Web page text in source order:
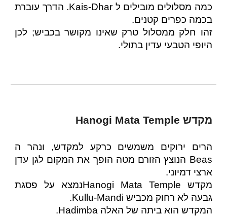
כמה מסלולים מובילים ל Kais-Dhar. הדרך עוברת
בכמה כפרים קטנים.
זהו חלק ממסלול טרק שאינו מקושר בכביש; לכן
היופי הטבעי עדין בתולי.
מקדש Hanogi Mata Temple
הרים ירוקים משמשים כרקע למקדש, ונהר ה
Beas הנוצץ הזורם מטה הופך את המקום לגן עדן
ארצי דמיוני.
מקדש Hanogi Mata Templeנמצא על פסגת
גבעה לא רחוק מכביש Kullu-Mandi.
המקדש הוא ביתה של האלה Hadimba.